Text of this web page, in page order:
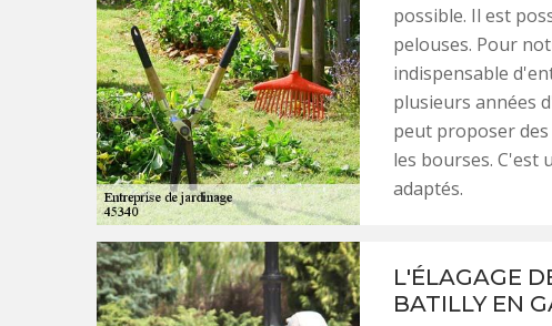
possible. Il est
pelouses. Pour
indispensable
plusieurs années
peut proposer
les bourses. C'est
adaptés.
L'ÉLAGAGE
BATILLY EN